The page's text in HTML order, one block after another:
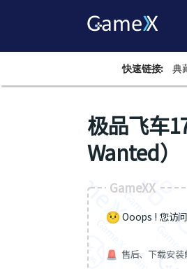
快速链接: 典
极品飞车
Wanted）
GameXX
Ooops ! 您访
售后、下载安